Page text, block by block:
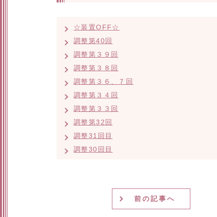
☆装置OFF☆
調整第40回
調整第３９回
調整第３８回
調整第３６、７回
調整第３４回
調整第３３回
調整第32回
調整31回目
調整30回目
前の記事へ